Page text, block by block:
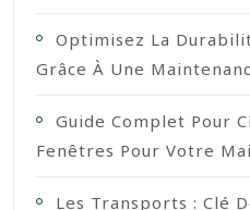
Optimisez La
Grâce À Une
Guide Complet Pour
Fenêtres Pour Votre
Les Transports : Clé